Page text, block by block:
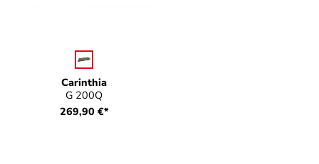
Carinthia
G 200Q
Farbe
269,90 €*